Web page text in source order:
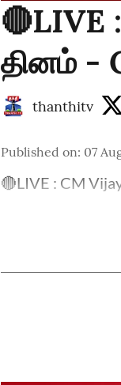
🔴LIVE
தினம் -
thanthitv
Published on: 07
🔴LIVE : CM